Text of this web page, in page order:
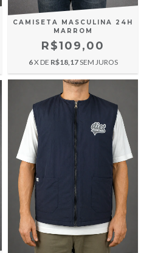
CAMISETA MASCULINA 24H
MARROM
R$109,00
6X DE R$18,17SEM JUROS